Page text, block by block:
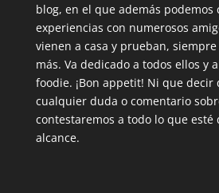
blog, en el que además
experiencias con numerosos
vienen a casa y prueban,
más. Va dedicado a todos ellos y
foodie. ¡Bon appetit! Ni que decir
cualquier duda o comentario
contestaremos a todo lo que
alcance.